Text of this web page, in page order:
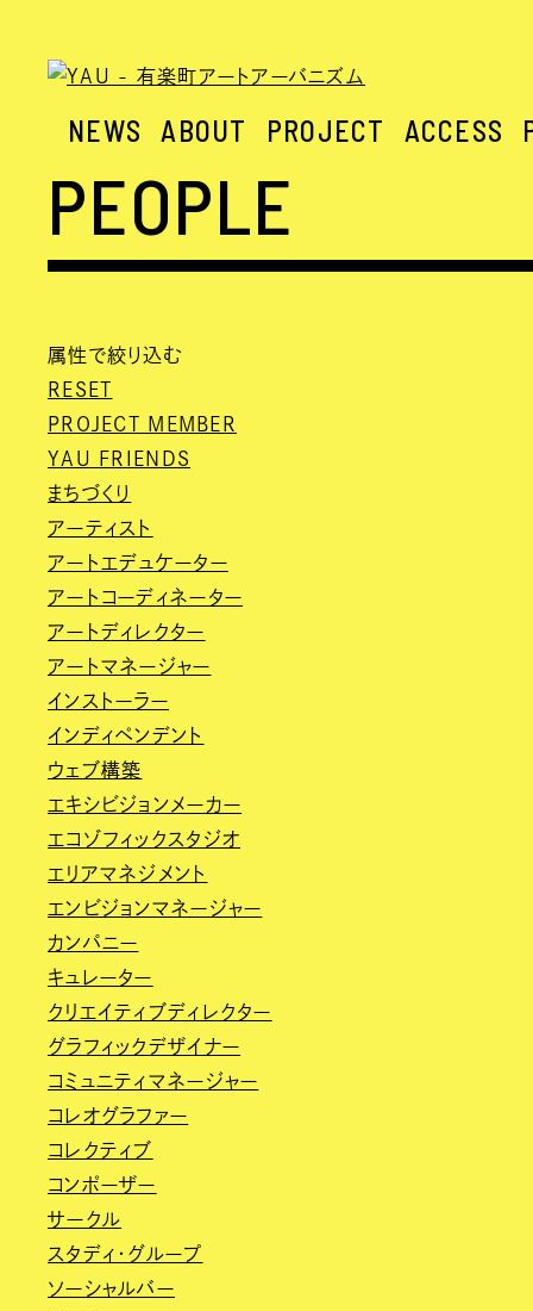
NEWS ABOUT PROJECT ACCESS
PEOPLE
属性で絞り込む
RESET
PROJECT MEMBER
YAU FRIENDS
まちづくり
アーティスト
アートエデュケーター
アートコーディネーター
アートディレクター
アートマネージャー
インストーラー
インディペンデント
ウェブ構築
エキシビジョンメーカー
エコゾフィックスタジオ
エリアマネジメント
エンビジョンマネージャー
カンパニー
キュレーター
クリエイティブディレクター
グラフィックデザイナー
コミュニティマネージャー
コレオグラファー
コレクティブ
コンポーザー
サークル
スタディ・グループ
ソーシャルバー